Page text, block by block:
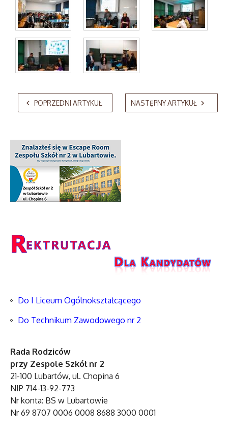
AdmirorGallery 5.2.0, author/sVasiljevski Kekeljevic.
POPRZEDNI ARTYKUŁ NASTĘPNY ARTYKUŁ
Do I Liceum Ogólnokształcącego
Do Technikum Zawodowego nr 2
Rada Rodziców
przy Zespole Szkół nr 2
21-100 Lubartów, ul. Chopina 6
NIP 714-13-92-773
Nr konta: BS w Lubartowie
Nr 69 8707 0006 0008 8688 3000 0001